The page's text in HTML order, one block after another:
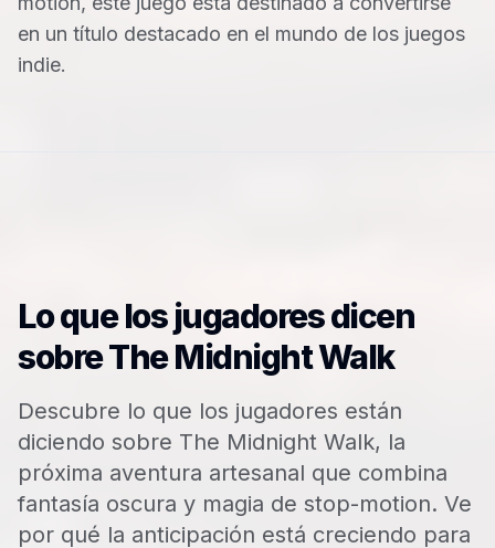
en un título destacado en el mundo de los juegos
indie.
Lo que los jugadores dicen
sobre The Midnight Walk
Descubre lo que los jugadores están
diciendo sobre The Midnight Walk, la
próxima aventura artesanal que combina
fantasía oscura y magia de stop-motion. Ve
por qué la anticipación está creciendo para